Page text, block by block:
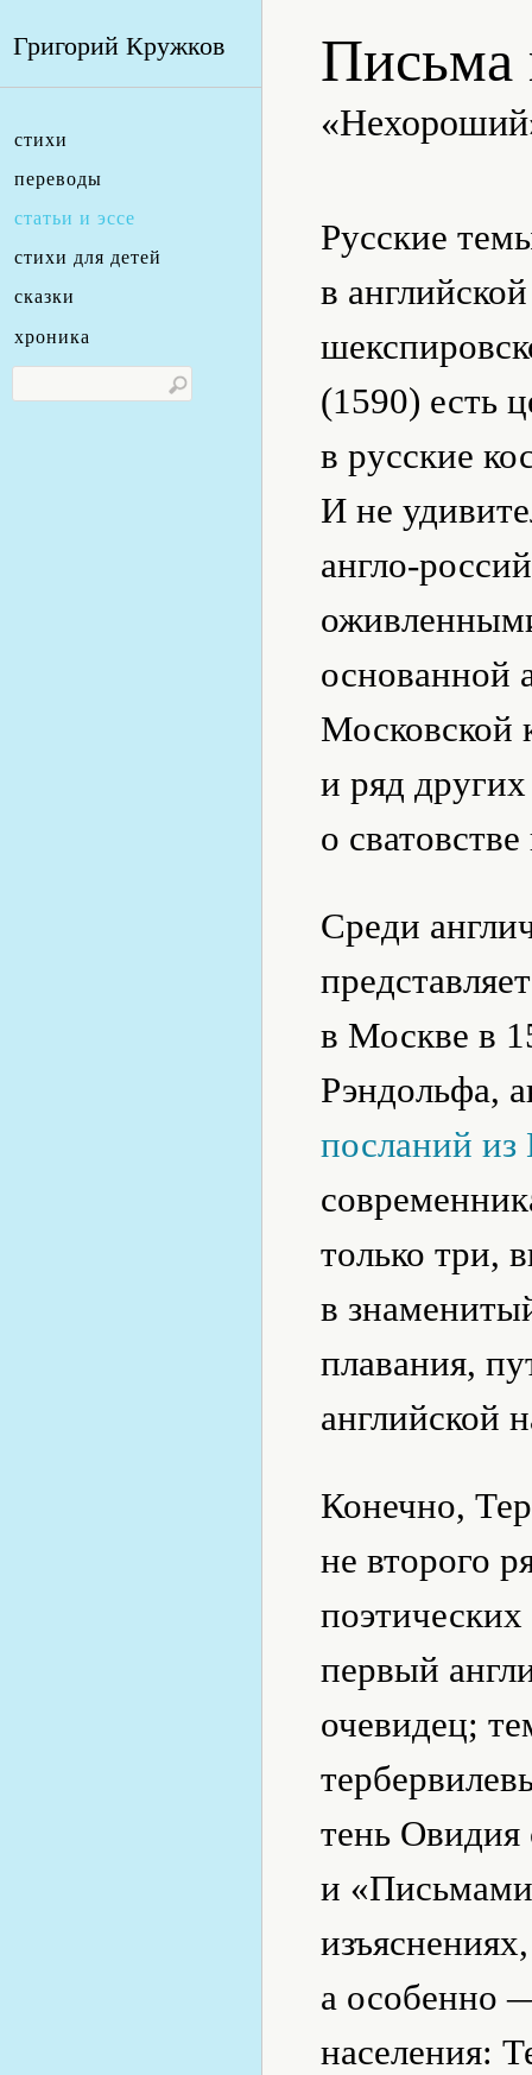
Григорий Кружков
стихи
переводы
статьи и эссе
стихи для детей
сказки
хроника
Письма
Русские
в
(1590) есть
в русские
И не
англо-
основанной
Московской
и ряд
о
Среди
в Москве в
Рэндольфа,
посланий
только три,
в
плавания,
английской
Конечно,
не второго
первый
очевидец;
тень Овидия
и
а особенно
населения: